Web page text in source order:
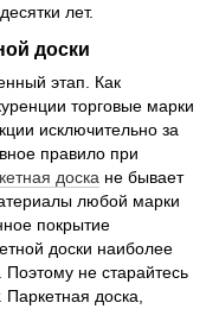
лет.
доски
этап. Как
торговые марки
исключительно за
правило при
доска не бывает
любой марки
покрытие
доски наиболее
Поэтому не старайтесь
доска,